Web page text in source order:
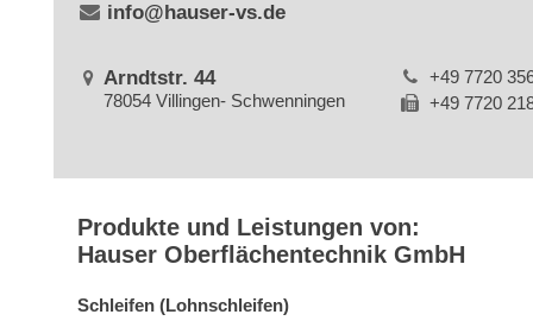
info@hauser-vs.de
Arndtstr. 44
78054 Villingen- Schwenningen
+49 7720
+49 7720
Produkte und Leistungen von:
Hauser Oberflächentechnik GmbH
Schleifen (Lohnschleifen)